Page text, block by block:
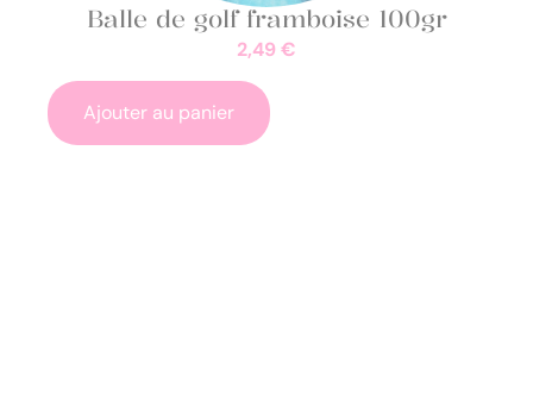
Balle de golf framboise 100gr
2,49 €
Ajouter au panier